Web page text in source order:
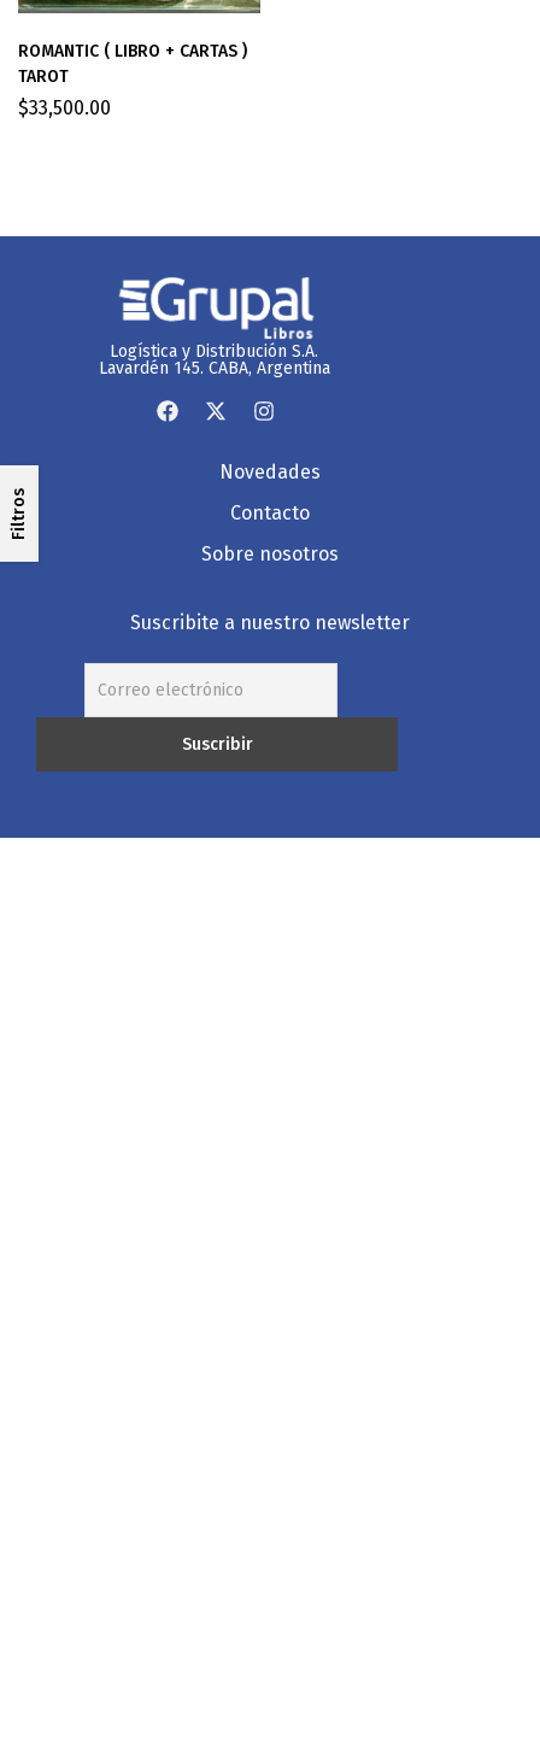
Filtros
ROMANTIC ( LIBRO + CARTAS )
TAROT
$33,500.00
Logística y Distribución S.A.
Lavardén 145. CABA, Argentina
Novedades
Contacto
Sobre nosotros
Suscribite a nuestro newsletter